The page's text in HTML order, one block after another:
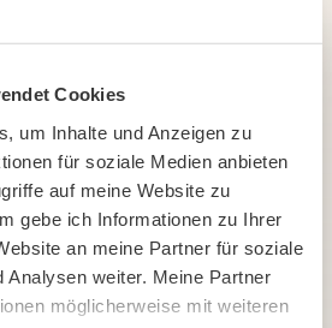
Cookies
um Inhalte und Anzeigen zu
für soziale Medien anbieten
auf meine Website zu
gebe ich Informationen zu Ihrer
an meine Partner für soziale
Analysen weiter. Meine Partner
möglicherweise mit weiteren
Diese 6 solltest du
eignen sich am besten fürs